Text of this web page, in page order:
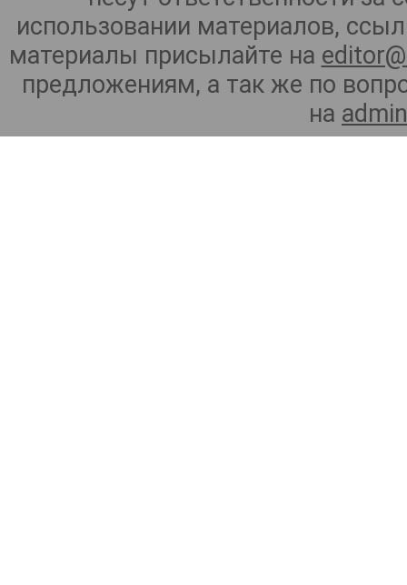
использовании материалов,
материалы присылайте на
предложениям, а так же по
на